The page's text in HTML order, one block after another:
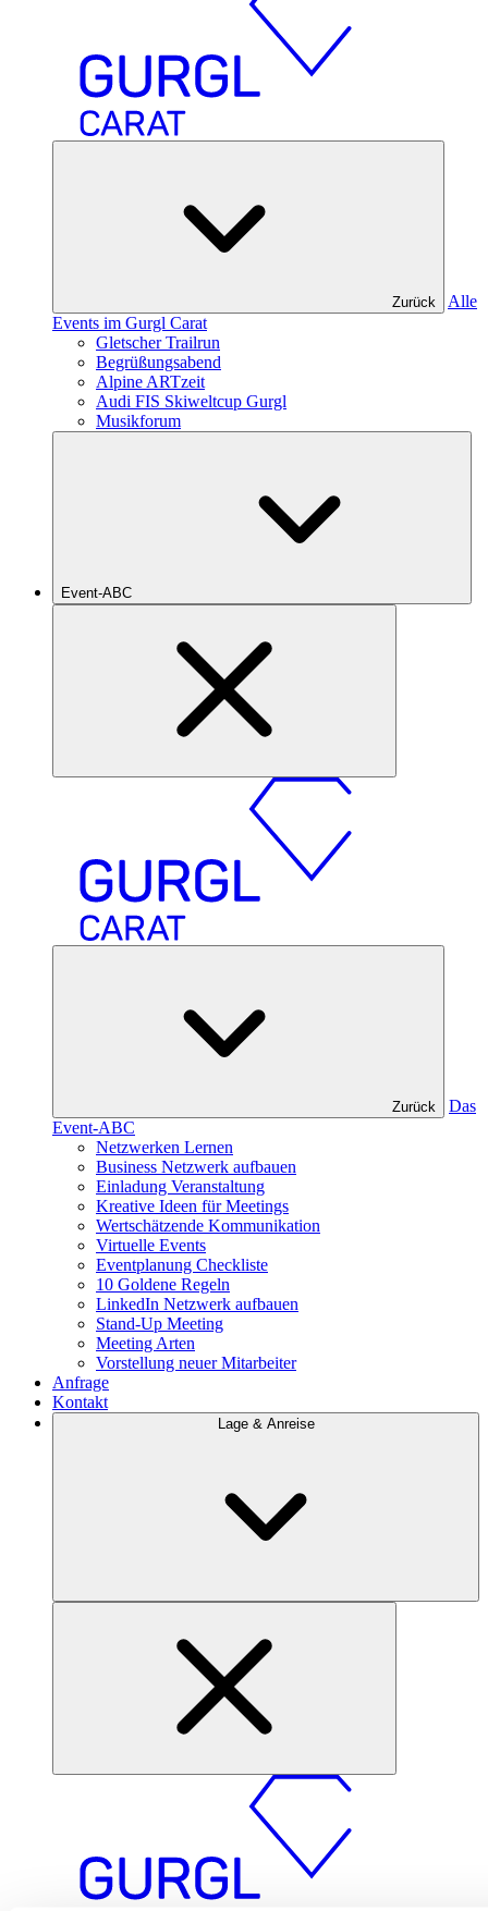
Zurück
Alle
Events im Gurgl Carat
Gletscher Trailrun
Begrüßungsabend
Alpine ARTzeit
Audi FIS Skiweltcup Gurgl
Musikforum
Event-ABC
Zurück
Das
Event-ABC
Netzwerken Lernen
Business Netzwerk aufbauen
Einladung Veranstaltung
Kreative Ideen für Meetings
Wertschätzende Kommunikation
Virtuelle Events
Eventplanung Checkliste
10 Goldene Regeln
LinkedIn Netzwerk aufbauen
Stand-Up Meeting
Meeting Arten
Vorstellung neuer Mitarbeiter
Anfrage
Kontakt
Lage & Anreise